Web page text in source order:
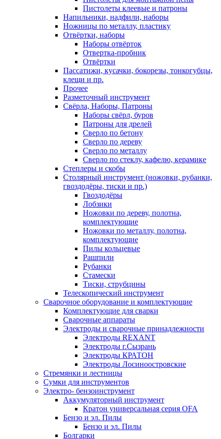
Пистолеты клеевые и патроны
Напильники, надфили, наборы
Ножницы по металлу, пластику
Отвёртки, наборы
Наборы отвёрток
Отвертка-пробник
Отвёртки
Пассатижи, кусачки, бокорезы, тонкогубцы,
клещи и пр.
Прочее
Разметочный инструмент
Свёрла, Наборы, Патроны
Наборы свёрл, буров
Патроны для дрелей
Сверло по бетону
Сверло по дереву
Сверло по металлу
Сверло по стеклу, кафелю, керамике
Степлеры и скобы
Столярный инструмент (ножовки, рубанки,
гвоздодёры, тиски и пр.)
Гвоздодёры
Лобзики
Ножовки по дереву, полотна,
комплектующие
Ножовки по металлу, полотна,
комплектующие
Пилы кольцевые
Рашпили
Рубанки
Стамески
Тиски, струбцины
Телескопический инструмент
Сварочное оборудование и комплектующие
Комплектующие для сварки
Сварочные аппараты
Электроды и сварочные принадлежности
Электроды REXANT
Электроды г.Сызрань
Электроды КРАТОН
Электроды Лосиноостровские
Стремянки и лестницы
Сумки для инструментов
Электро- бензоинструмент
Аккумуляторный инструмент
Кратон универсальная серия OFA
Бензо и эл. Пилы
Бензо и эл. Пилы
Болгарки